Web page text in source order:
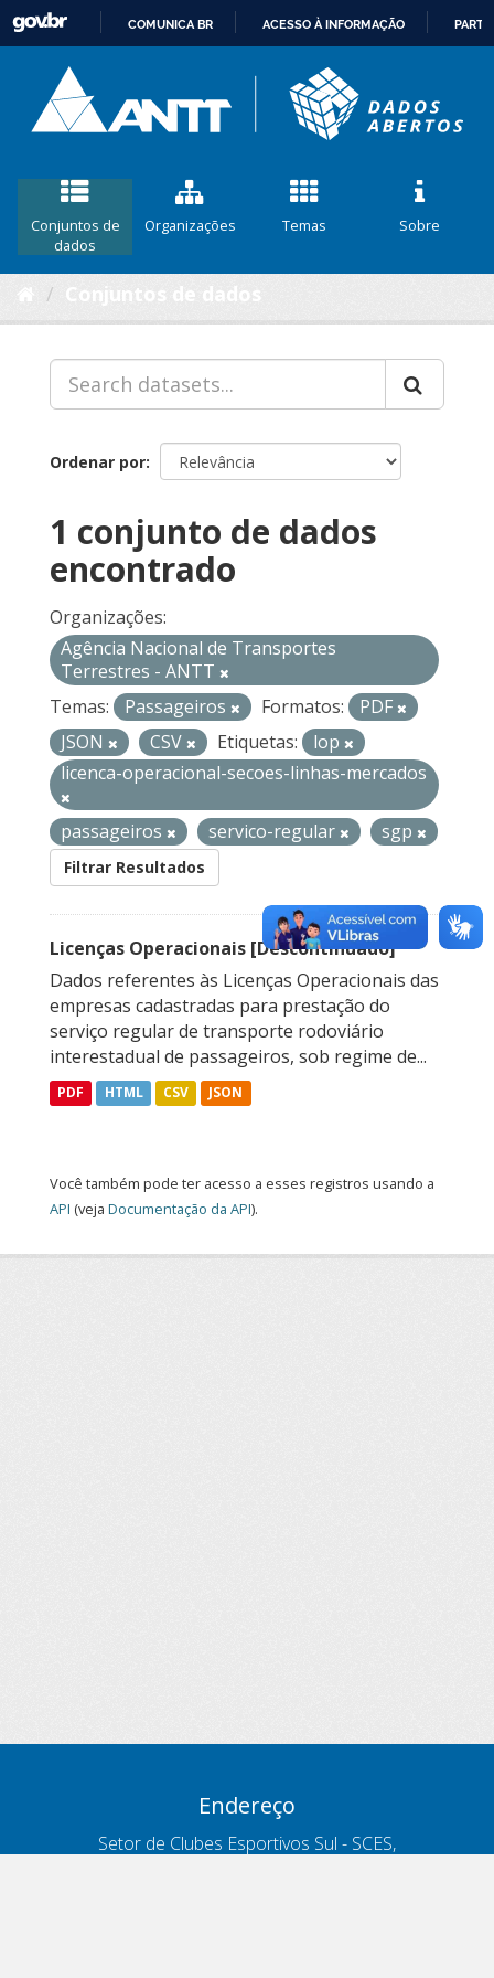
CONTEÚDO
COMUNICA BR ACESSO À INFORMAÇÃO
Conjuntos de
dados
Organizações Temas Sobre
Ordenar por
1 conjunto de dados
encontrado
Organizações:
Agência Nacional de Transportes
Terrestres - ANTT
Temas:
Passageiros Formatos:
PDF
JSON
CSV Etiquetas:
lop
licenca-operacional-secoes-linhas-mercados
passageiros servico-regular sgp
Filtrar Resultados
Licenças Operacionais [Descontinuado]
Dados referentes às Licenças Operacionais das
empresas cadastradas para prestação do
serviço regular de transporte rodoviário
interestadual de passageiros, sob regime de...
PDF HTML CSV JSON
Você também pode ter acesso a esses registros usando a
API (veja Documentação da API).
Endereço
Setor de Clubes Esportivos Sul - SCES,